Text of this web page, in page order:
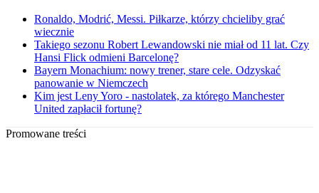
Ronaldo, Modrić, Messi. Piłkarze, którzy chcieliby grać
wiecznie
Takiego sezonu Robert Lewandowski nie miał od 11 lat. Czy
Hansi Flick odmieni Barcelonę?
Bayern Monachium: nowy trener, stare cele. Odzyskać
panowanie w Niemczech
Kim jest Leny Yoro - nastolatek, za którego Manchester
United zapłacił fortunę?
Promowane treści